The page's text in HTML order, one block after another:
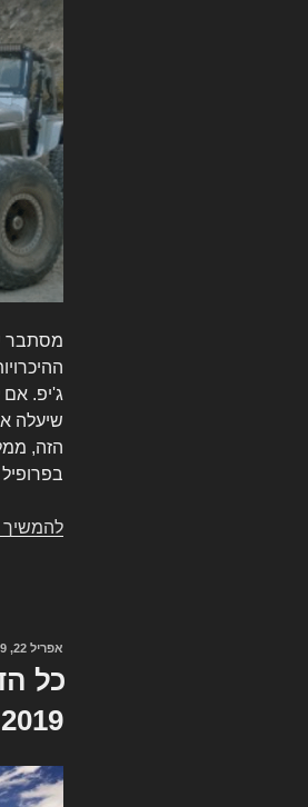
מסתבר
ג'יפ. אם
הזה,
להמשיך
פורסם
אפריל 22, 2019
כל
2019